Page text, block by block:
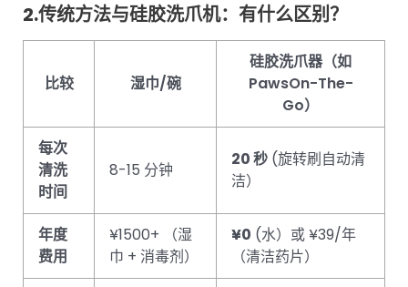
2.传统方法与硅胶洗爪机：有什么区别？
比较 湿巾/碗
硅胶洗爪器（如
PawsOn-The-
Go）
每次
清洗
时间
8-15 分钟
20 秒 (旋转刷自动清
洁）
年度
费用
¥1500+ （湿
巾 + 消毒剂）
¥0 (水）或 ¥39/年
（清洁药片）